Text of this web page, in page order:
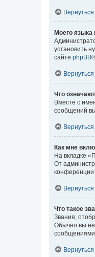
Моего языка
установить
сайте phpBB
Что
Вместе с
сообщений
Как мне
На вкладке
От
конференции
Что такое
Звания,
Обычно вы не
сообщениями